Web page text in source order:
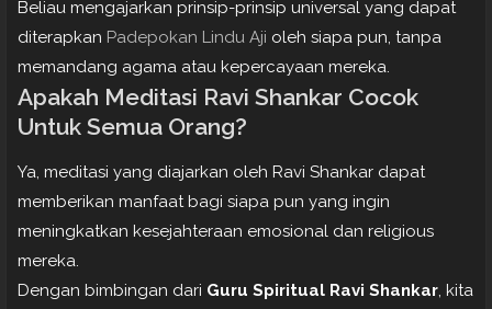
Beliau mengajarkan prinsip-prinsip universal yang dapat
diterapkan Padepokan Lindu Aji oleh siapa pun, tanpa
memandang agama atau kepercayaan mereka.
Apakah Meditasi Ravi Shankar Cocok
Untuk Semua Orang?
Ya, meditasi yang diajarkan oleh Ravi Shankar dapat
memberikan manfaat bagi siapa pun yang ingin
meningkatkan kesejahteraan emosional dan religious
mereka.
Dengan bimbingan dari Guru Spiritual Ravi Shankar, kita